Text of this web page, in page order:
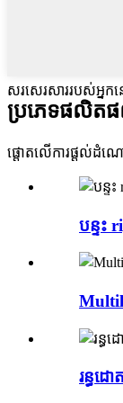
សរសេរសាររបស់អ្នក
ប្រភេទផលិត
ផ្តោតលើការផ្តល់ដំណ
បន្ទះ
រន្ធដ